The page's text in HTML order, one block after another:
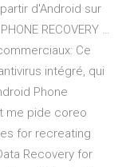
d'Android sur
RECOVERY …
Ce
intégré, qui
Phone
me pide coreo
for recreating
Recovery for